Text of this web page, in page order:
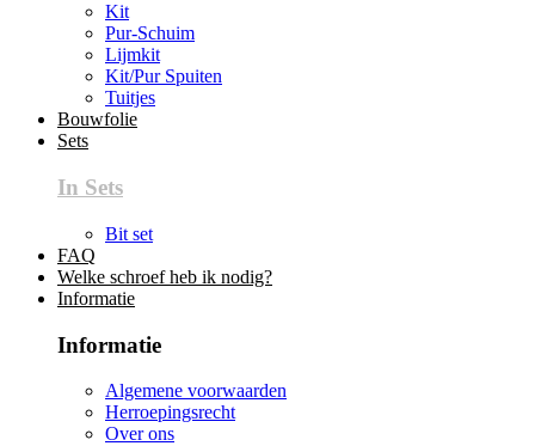
Kit
Pur-Schuim
Lijmkit
Kit/Pur Spuiten
Tuitjes
Bouwfolie
Sets
In Sets
Bit set
FAQ
Welke schroef heb ik nodig?
Informatie
Informatie
Algemene voorwaarden
Herroepingsrecht
Over ons